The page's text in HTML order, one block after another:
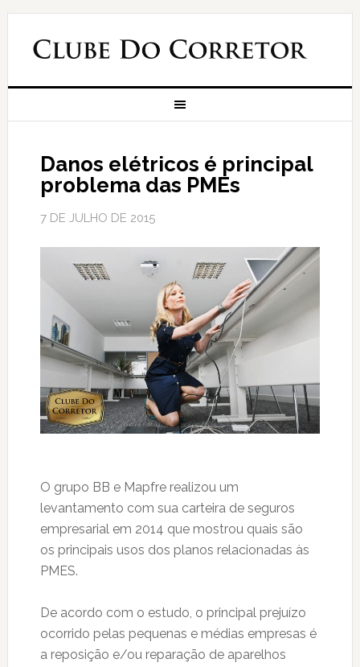
Danos elétricos é principal
problema das PMEs
7 DE JULHO DE 2015
O grupo BB e Mapfre realizou um
levantamento com sua carteira de seguros
empresarial em 2014 que mostrou quais são
os principais usos dos planos relacionadas às
PMES.
De acordo com o estudo, o principal prejuízo
ocorrido pelas pequenas e médias empresas é
a reposição e/ou reparação de aparelhos